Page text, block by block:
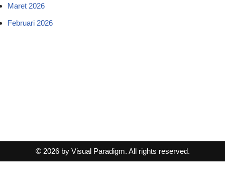
Maret 2026
Februari 2026
© 2026 by Visual Paradigm. All rights reserved.